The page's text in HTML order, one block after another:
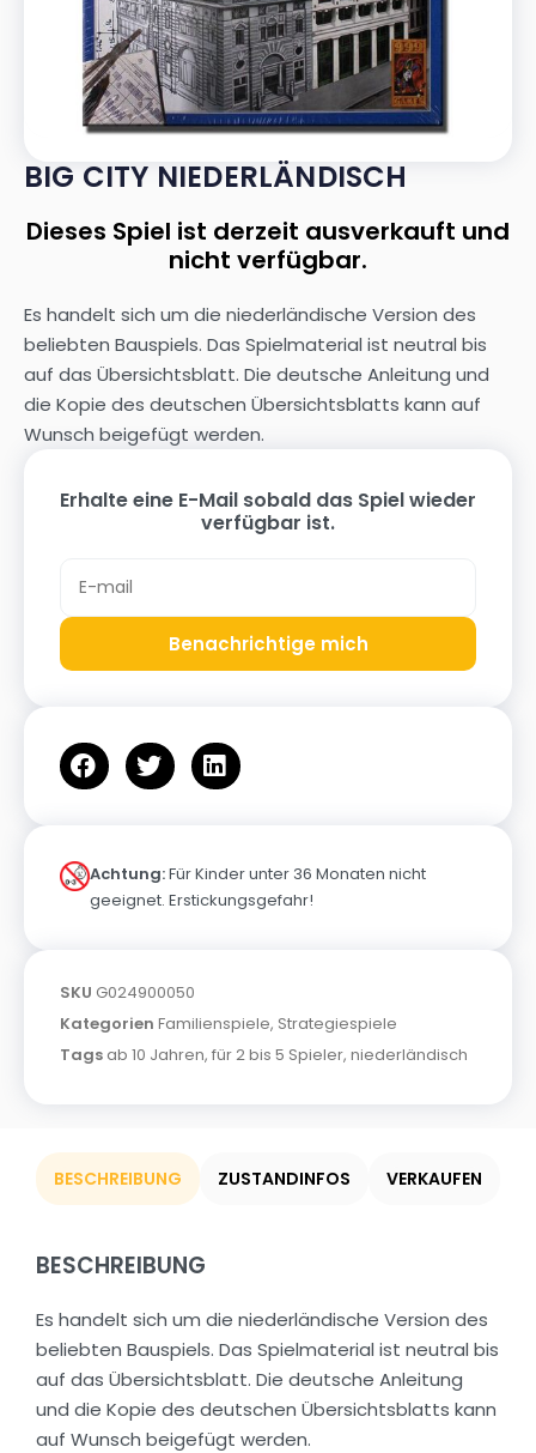
BIG CITY NIEDERLÄNDISCH
Dieses Spiel ist derzeit ausverkauft und
nicht verfügbar.
Es handelt sich um die niederländische Version des
beliebten Bauspiels. Das Spielmaterial ist neutral bis
auf das Übersichtsblatt. Die deutsche Anleitung und
die Kopie des deutschen Übersichtsblatts kann auf
Wunsch beigefügt werden.
Erhalte eine E-Mail sobald das Spiel wieder
verfügbar ist.
Benachrichtige mich
Achtung:Für Kinder unter 36 Monaten nicht
geeignet. Erstickungsgefahr!
SKU G024900050
Kategorien Familienspiele, Strategiespiele
Tags ab 10 Jahren, für 2 bis 5 Spieler, niederländisch
BESCHREIBUNG ZUSTANDINFOS VERKAUFEN
BESCHREIBUNG
Es handelt sich um die niederländische Version des
beliebten Bauspiels. Das Spielmaterial ist neutral bis
auf das Übersichtsblatt. Die deutsche Anleitung
und die Kopie des deutschen Übersichtsblatts kann
auf Wunsch beigefügt werden.